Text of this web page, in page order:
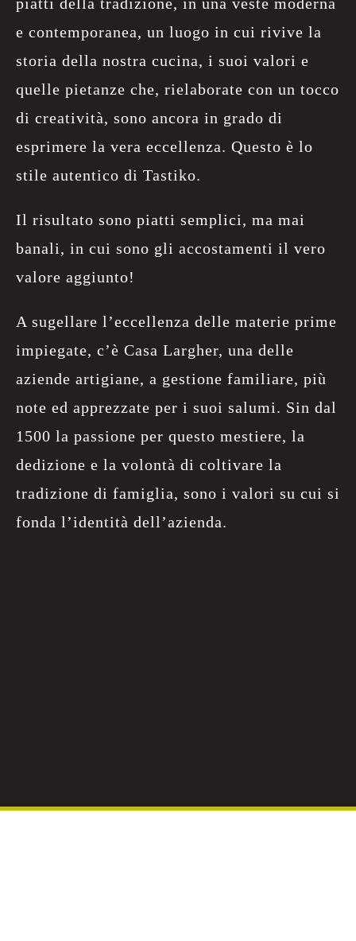
piatti della tradizione, in una veste moderna
e contemporanea, un luogo in cui rivive la
storia della nostra cucina, i suoi valori e
quelle pietanze che, rielaborate con un tocco
di creatività, sono ancora in grado di
esprimere la vera eccellenza. Questo è lo
stile autentico di Tastiko.
Il risultato sono piatti semplici, ma mai
banali, in cui sono gli accostamenti il vero
valore aggiunto!
A sugellare l’eccellenza delle materie prime
impiegate, c’è Casa Largher, una delle
aziende artigiane, a gestione familiare, più
note ed apprezzate per i suoi salumi. Sin dal
1500 la passione per questo mestiere, la
dedizione e la volontà di coltivare la
tradizione di famiglia, sono i valori su cui si
fonda l’identità dell’azienda.